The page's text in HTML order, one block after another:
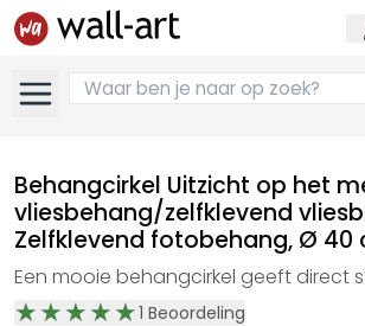
Behangcirkel Uitzicht op het
vliesbehang/zelfklevend
Zelfklevend fotobehang, Ø 40
Een mooie behangcirkel geeft direct
1 Beoordeling